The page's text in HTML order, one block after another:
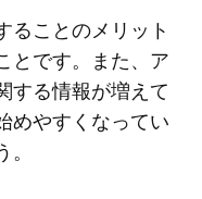
ることのメリット
とです。また、ア
する情報が増えて
めやすくなってい